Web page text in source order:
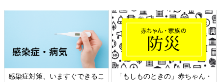
、いますぐできるこ
「もしものときの」赤ちゃん・
日本外来